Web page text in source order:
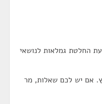
החלטת גמלאות לנושאי
אם יש לכם שאלות, מר